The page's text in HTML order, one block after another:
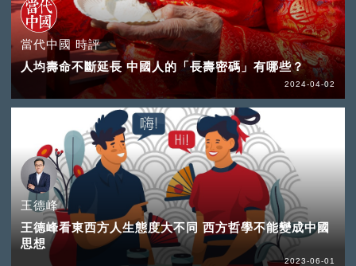
當代中國 時評
人均壽命不斷延長 中國人的「長壽密碼」有哪些？
2024-04-02
王德峰
王德峰看東西方人生態度大不同 西方哲學不能變成中國
思想
2023-06-01